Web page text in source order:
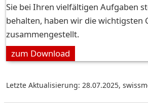
Sie bei Ihren vielfältigen Aufgaben
behalten, haben wir die wichtigsten
zusammengestellt.
zum Download
Letzte Aktualisierung: 28.07.2025,